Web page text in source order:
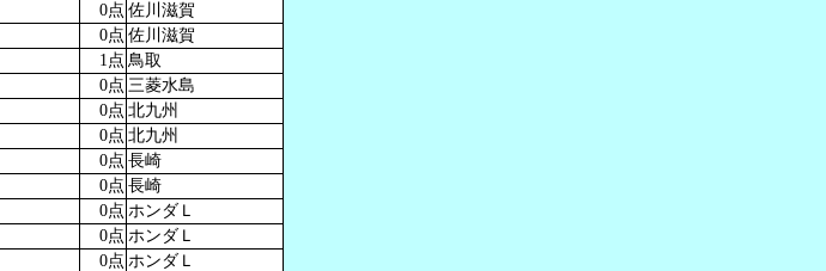
0点 佐川滋賀
0点 佐川滋賀
1点 鳥取
0点 三菱水島
0点 北九州
0点 北九州
0点 長崎
0点 長崎
0点 ホンダＬ
0点 ホンダＬ
0点 ホンダＬ